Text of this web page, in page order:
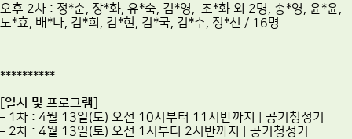
오후 2차 : 정*순, 장*화, 유*숙, 김*영, 조*화 외 2명, 송*영, 윤*윤,
노*효, 배*나, 김*희, 김*현, 김*국, 김*수, 정*선 / 16명
**********
[일시 및 프로그램]
– 1차 : 4월 13일(토) 오전 10시부터 11시반까지 | 공기청정기
– 2차 : 4월 13일(토) 오전 1시부터 2시반까지 | 공기청정기